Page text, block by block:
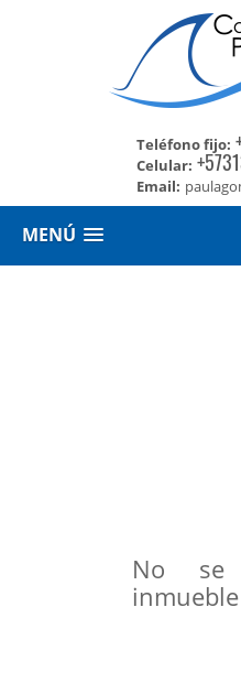
Teléfono fijo:
Celular:
Email:
MENÚ
No se